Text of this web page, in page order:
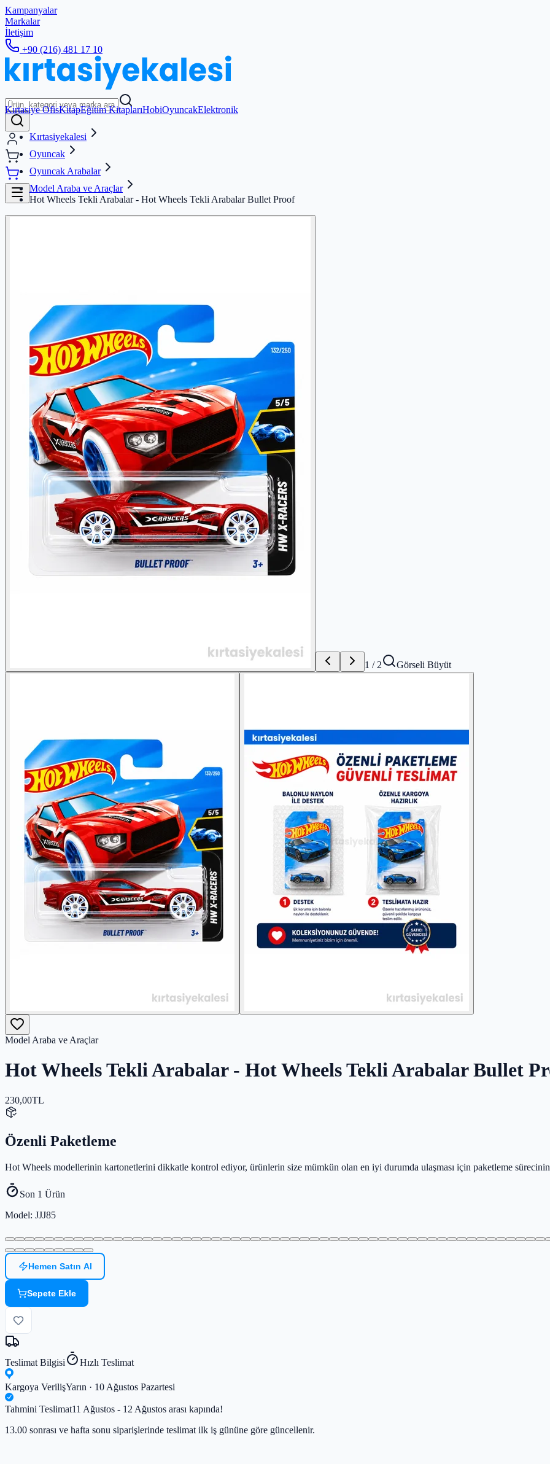
Kampanyalar
Markalar
İletişim
+90 (216) 481 17 10
Kırtasiye OfisKitapEğitim KitaplarıHobiOyuncakElektronik
Kırtasiyekalesi
Oyuncak
Oyuncak Arabalar
Model Araba ve Araçlar
Hot Wheels Tekli Arabalar - Hot Wheels Tekli Arabalar Bullet Proof
1 / 2 Görseli Büyüt
Model Araba ve Araçlar
Hot Wheels Tekli Arabalar - Hot Wheels Tekli Arabalar Bullet
230,00TL
Özenli Paketleme
Hot Wheels modellerinin kartonetlerini dikkatle kontrol ediyor, ürünlerin size mümkün olan en iyi durumda ulaşması için paketleme sürecinin
Son 1 Ürün
Model: JJJ85
Hemen Satın Al
Sepete Ekle
Teslimat Bilgisi Hızlı Teslimat
Kargoya VerilişYarın · 10 Ağustos Pazartesi
Tahmini Teslimat11 Ağustos - 12 Ağustos arası kapında!
13.00 sonrası ve hafta sonu siparişlerinde teslimat ilk iş gününe göre güncellenir.